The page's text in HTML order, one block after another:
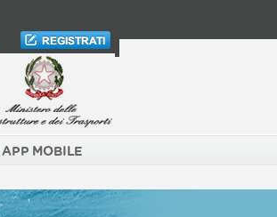
APP MOBILE